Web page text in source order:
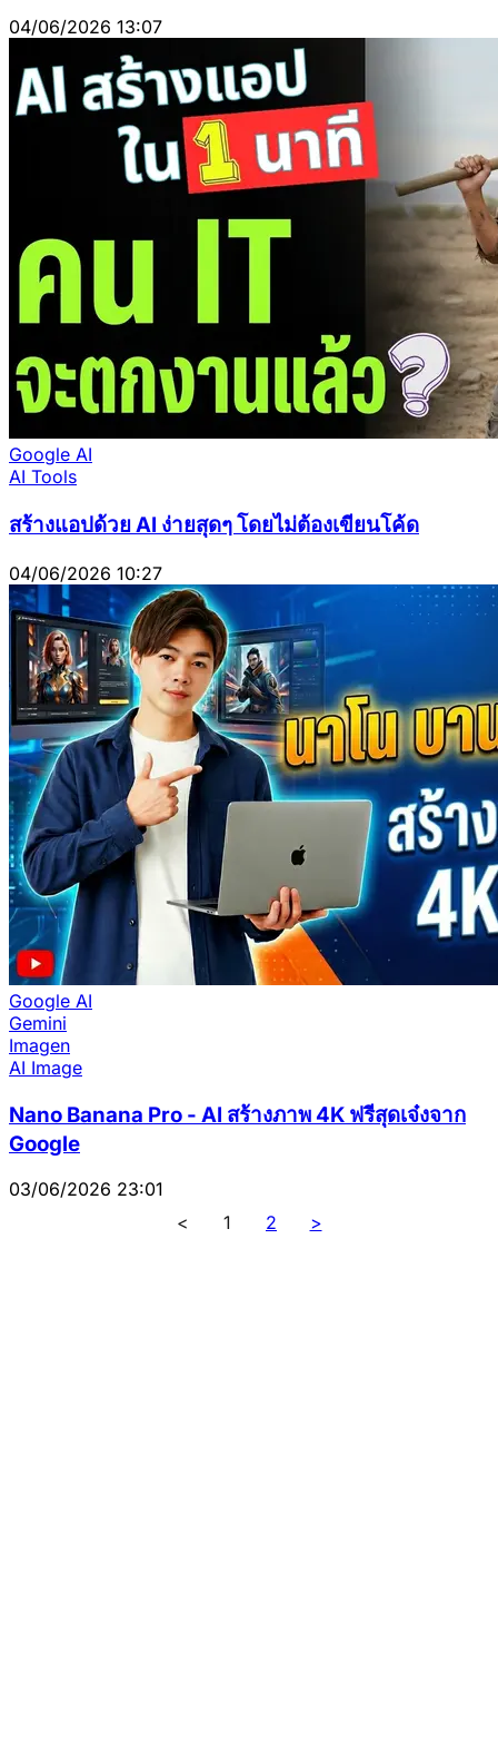
04/06/2026 13:07
Google AI
AI Tools
สร้างแอปด้วย AI ง่ายสุดๆ โดยไม่ต้องเขียนโค้ด
04/06/2026 10:27
Google AI
Gemini
Imagen
AI Image
Nano Banana Pro - AI สร้างภาพ 4K ฟรีสุดเจ๋งจาก
Google
03/06/2026 23:01
<
1 2 >